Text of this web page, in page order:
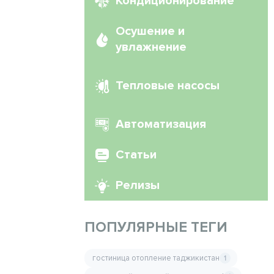
Осушение и
увлажнение
Тепловые насосы
Автоматизация
Статьи
Релизы
ПОПУЛЯРНЫЕ ТЕГИ
гостиница отопление таджикистан 1